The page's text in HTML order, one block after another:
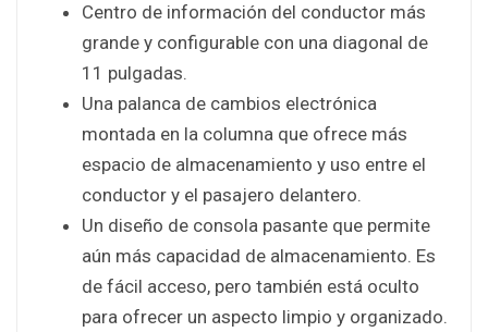
Centro de información del conductor más
grande y configurable con una diagonal de
11 pulgadas.
Una palanca de cambios electrónica
montada en la columna que ofrece más
espacio de almacenamiento y uso entre el
conductor y el pasajero delantero.
Un diseño de consola pasante que permite
aún más capacidad de almacenamiento. Es
de fácil acceso, pero también está oculto
para ofrecer un aspecto limpio y organizado.